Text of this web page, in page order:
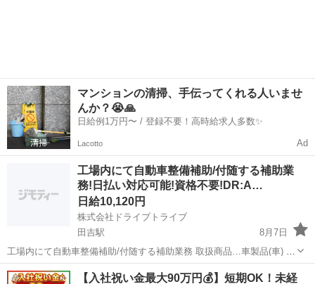
マンションの清掃、手伝ってくれる人いませ
んか？😭🙏
日給例1万円〜 / 登録不要！高時給求人多数✨
Lacotto Ad
工場内にて自動車整備補助/付随する補助業
務!日払い対応可能!資格不要!DR:A…
日給10,120円
株式会社ドライブトライブ
田吉駅
8月7日
工場内にて自動車整備補助/付随する補助業務 取扱商品…車製品(車) 作
業場所…工場内 勤務時間…8:30～17:30 年齢層 …～35の方が活躍中
☆面接は即日対応OK！☆ ◇定年60まで◇ ◇受動喫煙防止...
宮崎 宮崎市 田吉駅 工場 自動車
【入社祝い金最大90万円💰】短期OK！未経